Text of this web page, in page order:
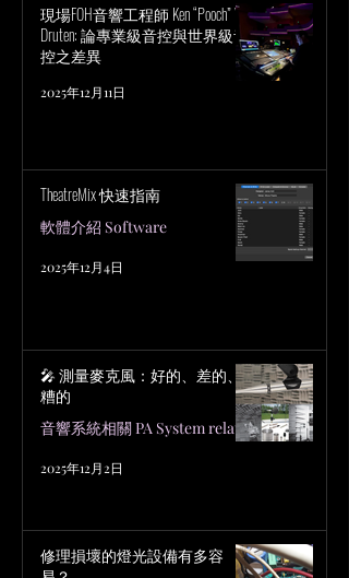
現場FOH音響工程師 Ken “Pooch” Van
Druten: 論專業級音控與世界級音
控之差異
2025年12月11日
TheatreMix 快速指南
軟體介紹 Software
2025年12月4日
🎤 測量麥克風：好的、差的、
糟的
音響系統相關 PA System related
2025年12月2日
修理損壞的燈光設備有多容